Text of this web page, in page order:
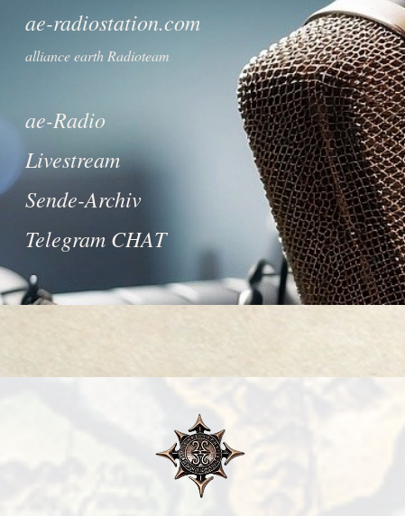
ae-radiostation.com
alliance earth Radioteam
ae-Radio
Livestream
Sende-Archiv
Telegram CHAT